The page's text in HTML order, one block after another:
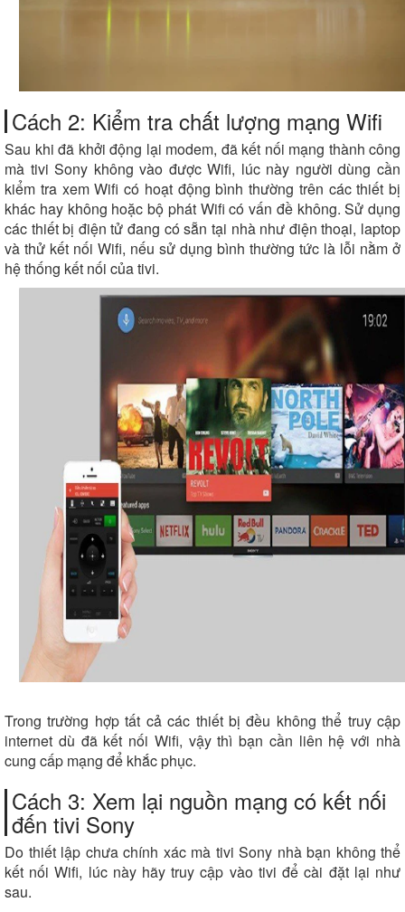
Cách 2: Kiểm tra chất lượng mạng Wifi
Sau khi đã khởi động lại modem, đã kết nối mạng thành công
mà tivi Sony không vào được Wifi, lúc này người dùng cần
kiểm tra xem Wifi có hoạt động bình thường trên các thiết bị
khác hay không hoặc bộ phát Wifi có vấn đề không. Sử dụng
các thiết bị điện tử đang có sẵn tại nhà như điện thoại, laptop
và thử kết nối Wifi, nếu sử dụng bình thường tức là lỗi nằm ở
hệ thống kết nối của tivi.
Trong trường hợp tất cả các thiết bị đều không thể truy cập
internet dù đã kết nối Wifi, vậy thì bạn cần liên hệ với nhà
cung cấp mạng để khắc phục.
Cách 3: Xem lại nguồn mạng có kết nối
đến tivi Sony
Do thiết lập chưa chính xác mà tivi Sony nhà bạn không thể
kết nối Wifi, lúc này hãy truy cập vào tivi để cài đặt lại như
sau.